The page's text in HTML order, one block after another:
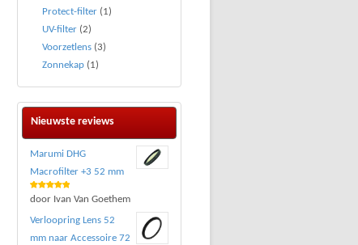
Protect-filter(1)
UV-filter(2)
Voorzetlens(3)
Zonnekap(1)
Nieuwste reviews
Marumi DHG
Macrofilter +3 52 mm
Waardering
door Ivan Van Goethem
Verloopring Lens 52
mm naar Accessoire 72